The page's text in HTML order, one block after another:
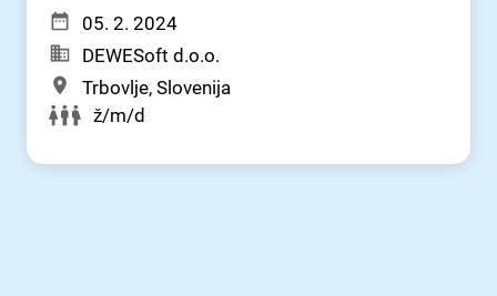
05. 2. 2024
DEWESoft d.o.o.
Trbovlje, Slovenija
ž/m/d